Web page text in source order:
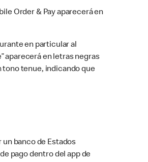
Order & Pay aparecerá en
en particular al
aparecerá en letras negras
tono tenue, indicando que
banco de Estados
pago dentro del app de